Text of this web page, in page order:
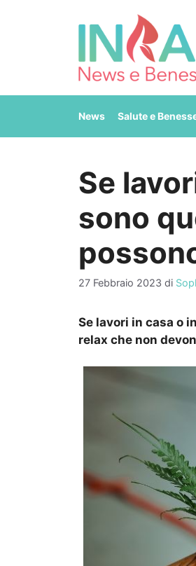
News Salute e
Se
sono
27 Febbraio 2023 di
Se lavori in casa o
relax che non